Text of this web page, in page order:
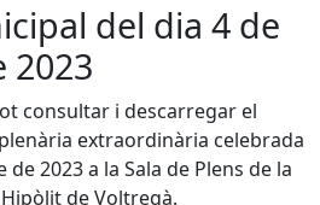
del dia 4 de
2023
consultar i descarregar el
extraordinària celebrada
2023 a la Sala de Plens de la
de Voltregà.